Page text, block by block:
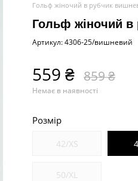
Гольф жіночий в рубчик
Гольф жіночий в
Артикул: 4306-25/вишневий
559 ₴ 859 ₴
Немає в наявності
Розмір
42/XS
50/XL